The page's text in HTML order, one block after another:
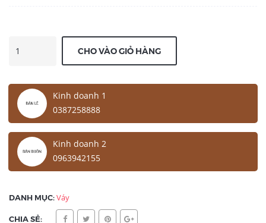
CHO VÀO GIỎ HÀNG
Kinh doanh 1
0387258888
Kinh doanh 2
0963942155
DANH MỤC:Váy
CHIA SẺ: